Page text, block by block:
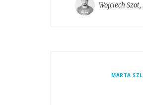
Wojciech Szot,
MARTA